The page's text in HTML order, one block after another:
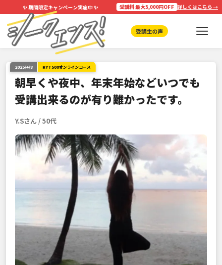
✨期間限定キャンペーン実施中✨ 受講料 最大5,000円OFF 詳しくはこちら →
受講生の声
2025/4/8 RYT500オンラインコース
朝早くや夜中、年末年始などいつでも
受講出来るのが有り難かったです。
Y.Sさん / 50代